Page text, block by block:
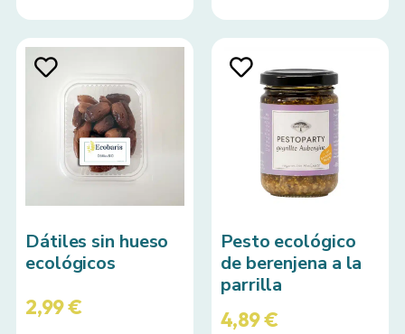
Dátiles sin hueso
ecológicos
2,99€
Pesto ecológico
de berenjena a la
parrilla
4,89€